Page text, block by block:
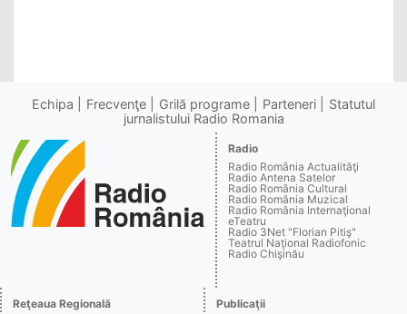
Echipa Frecvenţe Grilă programe Parteneri
Statutul
jurnalistului Radio Romania
Radio
Radio România Actualităţi
Radio Antena Satelor
Radio România Cultural
Radio România Muzical
Radio România Internaţional
eTeatru
Radio 3Net "Florian Pitiş"
Teatrul Naţional Radiofonic
Radio Chişinău
Reţeaua Regională
Publicaţii